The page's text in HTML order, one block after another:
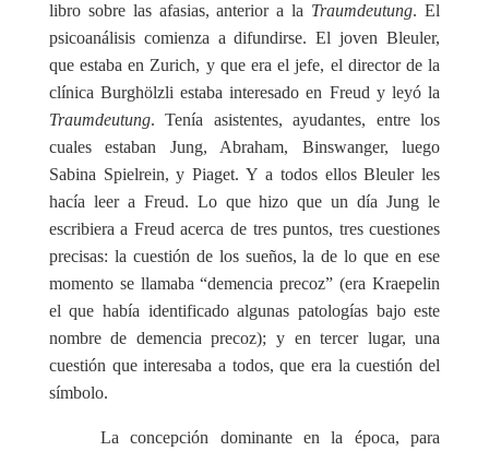
libro sobre las afasias, anterior a la Traumdeutung. El
psicoanálisis comienza a difundirse. El joven Bleuler,
que estaba en Zurich, y que era el jefe, el director de la
clínica Burghölzli estaba interesado en Freud y leyó la
Traumdeutung. Tenía asistentes, ayudantes, entre los
cuales estaban Jung, Abraham, Binswanger, luego
Sabina Spielrein, y Piaget. Y a todos ellos Bleuler les
hacía leer a Freud. Lo que hizo que un día Jung le
escribiera a Freud acerca de tres puntos, tres cuestiones
precisas: la cuestión de los sueños, la de lo que en ese
momento se llamaba “demencia precoz” (era Kraepelin
el que había identificado algunas patologías bajo este
nombre de demencia precoz); y en tercer lugar, una
cuestión que interesaba a todos, que era la cuestión del
símbolo.
La concepción dominante en la época, para